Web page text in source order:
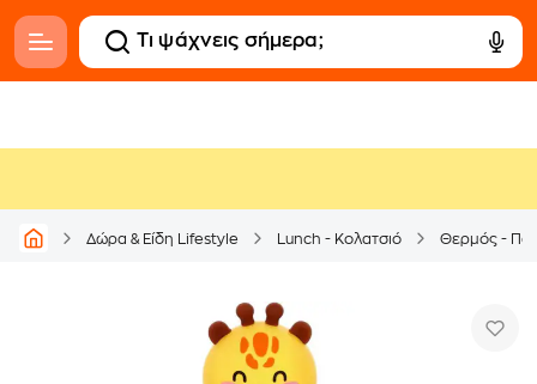
Δώρα & Είδη Lifestyle Lunch - Κολατσιό Θερμός -